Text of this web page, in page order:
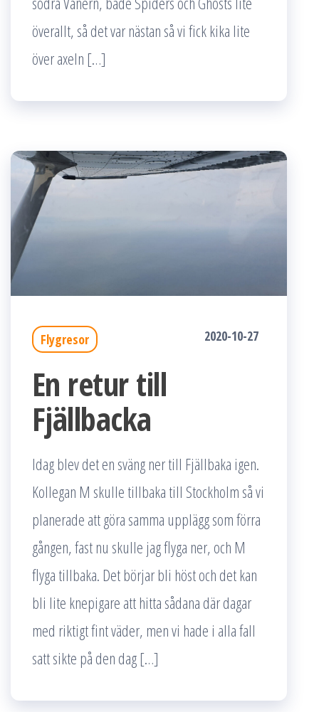
överallt, så det var nästan så vi fick kika lite
över axeln […]
Flygresor 2020-10-27
En retur till
Fjällbacka
Idag blev det en sväng ner till Fjällbaka igen.
Kollegan M skulle tillbaka till Stockholm så vi
planerade att göra samma upplägg som förra
gången, fast nu skulle jag flyga ner, och M
flyga tillbaka. Det börjar bli höst och det kan
bli lite knepigare att hitta sådana där dagar
med riktigt fint väder, men vi hade i alla fall
satt sikte på den dag […]